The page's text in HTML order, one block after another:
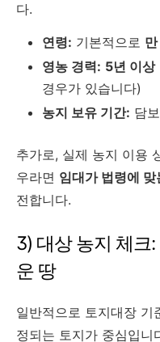
다.
연령: 기본적으로
영농 경력: 5년 이상
경우가 있습니다)
농지 보유 기간: 담
추가로, 실제 농지 이용
우라면 임대가 법령에 맞
전합니다.
3) 대상 농지 체크
운 땅
일반적으로 토지대장 기
정되는 토지가 중심입니